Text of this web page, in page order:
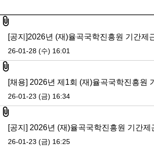
첨부파일
26-01-28 (수) 16:01
첨부파일
26-01-23 (금) 16:34
첨부파일
26-01-23 (금) 16:25